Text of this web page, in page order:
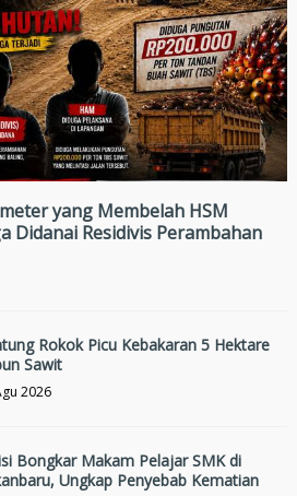
yang Membelah HSM
Didanai Residivis Perambahan
Rokok Picu Kebakaran 5 Hektare
Sawit
2026
Bongkar Makam Pelajar SMK di
Ungkap Penyebab Kematian